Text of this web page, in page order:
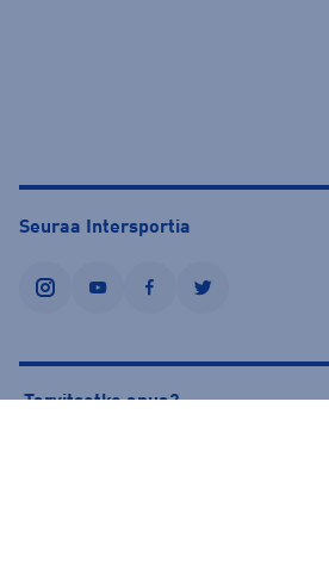
Seuraa Intersportia
instagramyoutubefacebooktwitter
Tarvitsetko apua?